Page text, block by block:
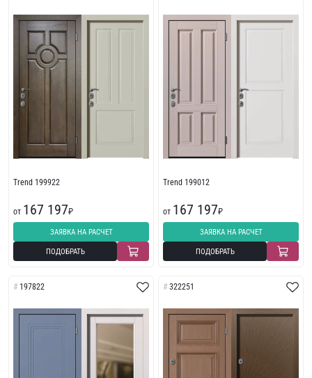
Trend 199922
от 167 197₽
ЗАЯВКА НА РАСЧЕТ
ПОДОБРАТЬ
Trend 199012
от 167 197₽
ЗАЯВКА НА РАСЧЕТ
ПОДОБРАТЬ
197822 322251